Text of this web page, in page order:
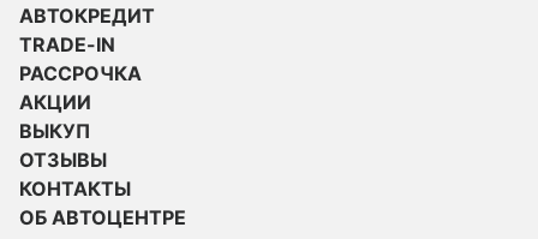
АВТОКРЕДИТ
TRADE-IN
РАССРОЧКА
АКЦИИ
ВЫКУП
ОТЗЫВЫ
КОНТАКТЫ
ОБ АВТОЦЕНТРЕ